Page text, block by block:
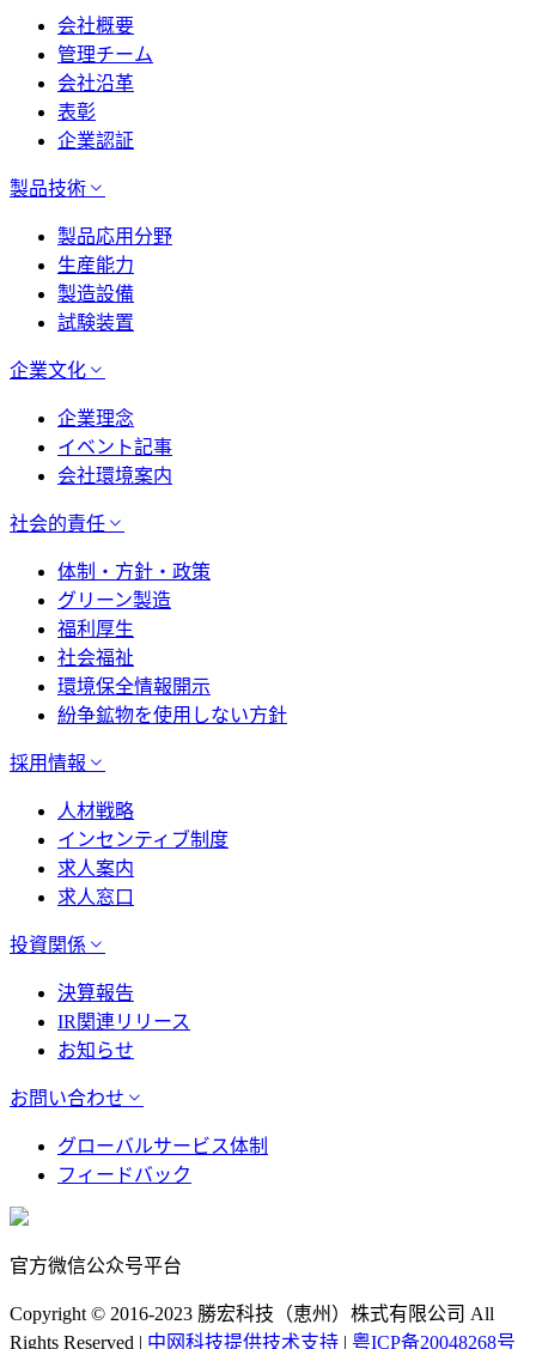
会社概要
管理チーム
会社沿革
表彰
企業認証
製品技術
製品応用分野
生産能力
製造設備
試験装置
企業文化
企業理念
イベント記事
会社環境案内
社会的責任
体制・方針・政策
グリーン製造
福利厚生
社会福祉
環境保全情報開示
紛争鉱物を使用しない方針
採用情報
人材戦略
インセンティブ制度
求人案内
求人窓口
投資関係
決算報告
IR関連リリース
お知らせ
お問い合わせ
グローバルサービス体制
フィードバック
官方微信公众号平台
Copyright © 2016-2023 勝宏科技（恵州）株式有限公司 All
Rights Reserved | 中网科技提供技术支持 | 粤ICP备20048268号